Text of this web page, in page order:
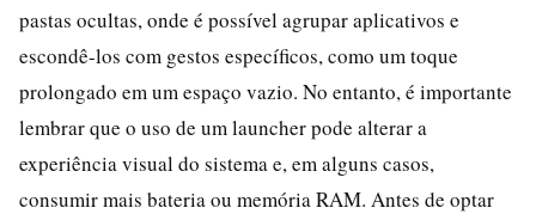
pastas ocultas, onde é possível agrupar aplicativos e
escondê-los com gestos específicos, como um toque
prolongado em um espaço vazio. No entanto, é importante
lembrar que o uso de um launcher pode alterar a
experiência visual do sistema e, em alguns casos,
consumir mais bateria ou memória RAM. Antes de optar